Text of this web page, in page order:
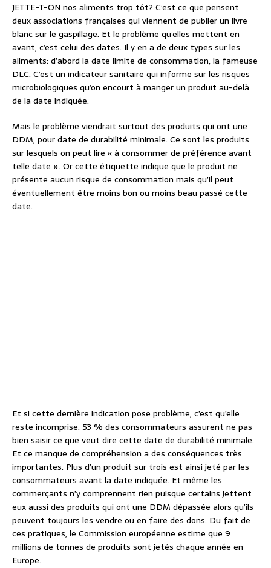
JETTE-T-ON nos aliments trop tôt? C’est ce que pensent
deux associations françaises qui viennent de publier un livre
blanc sur le gaspillage. Et le problème qu’elles mettent en
avant, c’est celui des dates. Il y en a de deux types sur les
aliments: d’abord la date limite de consommation, la fameuse
DLC. C’est un indicateur sanitaire qui informe sur les risques
microbiologiques qu’on encourt à manger un produit au-delà
de la date indiquée.
Mais le problème viendrait surtout des produits qui ont une
DDM, pour date de durabilité minimale. Ce sont les produits
sur lesquels on peut lire « à consommer de préférence avant
telle date ». Or cette étiquette indique que le produit ne
présente aucun risque de consommation mais qu’il peut
éventuellement être moins bon ou moins beau passé cette
date.
Et si cette dernière indication pose problème, c’est qu’elle
reste incomprise. 53 % des consommateurs assurent ne pas
bien saisir ce que veut dire cette date de durabilité minimale.
Et ce manque de compréhension a des conséquences très
importantes. Plus d’un produit sur trois est ainsi jeté par les
consommateurs avant la date indiquée. Et même les
commerçants n’y comprennent rien puisque certains jettent
eux aussi des produits qui ont une DDM dépassée alors qu’ils
peuvent toujours les vendre ou en faire des dons. Du fait de
ces pratiques, le Commission européenne estime que 9
millions de tonnes de produits sont jetés chaque année en
Europe.